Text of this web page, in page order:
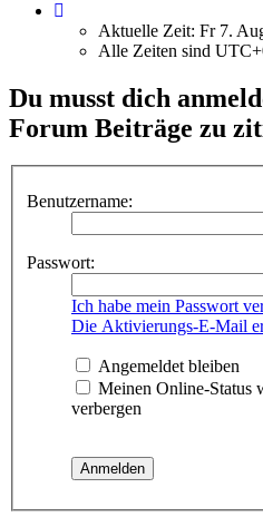
Aktuelle Zeit: Fr 7.
Alle Zeiten sind
Du musst dich
Forum Beiträge zu
Benutzername:
Passwort:
Ich habe mein Passwort
Die Aktivierungs-E-Mail
Angemeldet bleiben
Meinen Online-Status
verbergen